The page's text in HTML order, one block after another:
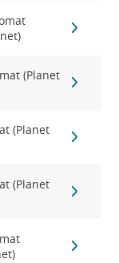
(Planet
(Planet
(Planet